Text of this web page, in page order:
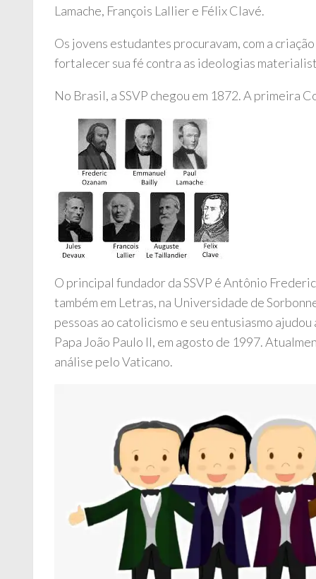
Lamache, François Lallier e Félix Clavé.
Os jovens estudantes procuravam, com a
fortalecer sua fé contra as ideologias
No Brasil, a SSVP chegou em 1872. A primeira
O principal fundador da SSVP é Antônio
também em Letras, na Universidade de
pessoas ao catolicismo e seu entusiasmo
Papa João Paulo II, em agosto de 1997.
análise pelo Vaticano.